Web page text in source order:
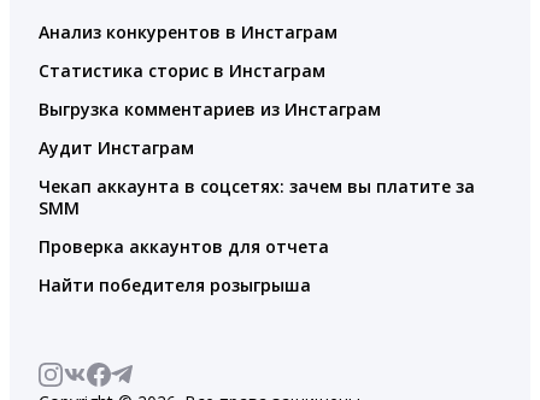
Анализ конкурентов в Инстаграм
Статистика сторис в Инстаграм
Выгрузка комментариев из Инстаграм
Аудит Инстаграм
Чекап аккаунта в соцсетях: зачем вы платите за
SMM
Проверка аккаунтов для отчета
Найти победителя розыгрыша